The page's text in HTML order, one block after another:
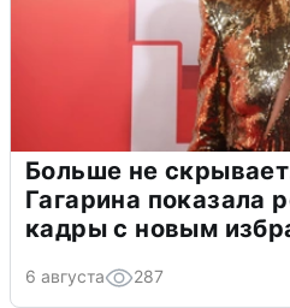
Больше не
Гагарина показала
кадры с новым
6 августа 287